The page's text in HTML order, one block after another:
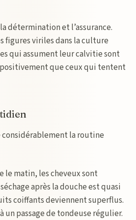
détermination et l’assurance.
figures viriles dans la culture
qui assument leur calvitie sont
que ceux qui tentent
la routine
le matin, les cheveux sont
après la douche est quasi
coiffants deviennent superflus.
un passage de tondeuse régulier.